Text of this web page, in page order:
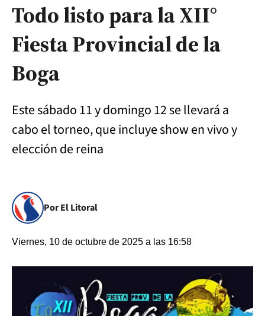
Todo listo para la XII°
Fiesta Provincial de la
Boga
Este sábado 11 y domingo 12 se llevará a
cabo el torneo, que incluye show en vivo y
elección de reina
Por El Litoral
Viernes, 10 de octubre de 2025 a las 16:58